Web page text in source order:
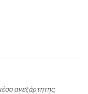
ανεξάρτητης,